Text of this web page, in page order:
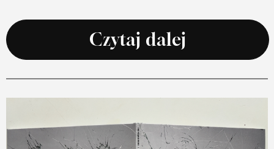
Czytaj dalej